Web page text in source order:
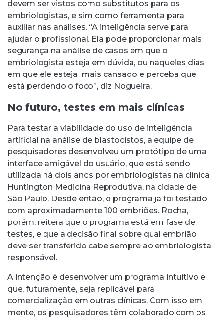
devem ser vistos como substitutos para os
embriologistas, e sim como ferramenta para
auxiliar nas análises. “A inteligência serve para
ajudar o profissional. Ela pode proporcionar mais
segurança na análise de casos em que o
embriologista esteja em dúvida, ou naqueles dias
em que ele esteja mais cansado e perceba que
está perdendo o foco”, diz Nogueira.
No futuro, testes em mais clínicas
Para testar a viabilidade do uso de inteligência
artificial na análise de blastocistos, a equipe de
pesquisadores desenvolveu um protótipo de uma
interface amigável do usuário, que está sendo
utilizada há dois anos por embriologistas na clínica
Huntington Medicina Reprodutiva, na cidade de
São Paulo. Desde então, o programa já foi testado
com aproximadamente 100 embriões. Rocha,
porém, reitera que o programa está em fase de
testes, e que a decisão final sobre qual embrião
deve ser transferido cabe sempre ao embriologista
responsável.
A intenção é desenvolver um programa intuitivo e
que, futuramente, seja replicável para
comercialização em outras clínicas. Com isso em
mente, os pesquisadores têm colaborado com os